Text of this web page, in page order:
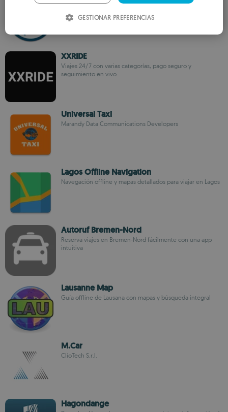
XXRIDE
Viajes 24/7 con varias categorías, pago seguro y
seguimiento en vivo
Universal Taxi
Marandy Data Communications Developers
Lagos Offline Navigation
Navegación offline y mapas detallados para viajar en Lagos
Autoruf Bremen-Nord
Reserva viajes en Bremen-Nord fácilmente con una app
intuitiva
Lausanne Map
Guía offline de Lausana con mapas y búsqueda integral
M.Car
ClioTech S.r.l.
Hagondange
GESTIONAR PREFERENCIAS